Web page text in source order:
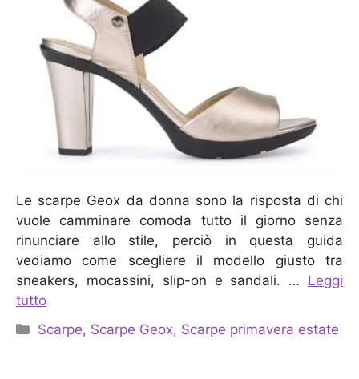
Le scarpe Geox da donna sono la risposta di chi
vuole camminare comoda tutto il giorno senza
rinunciare allo stile, perciò in questa guida
vediamo come scegliere il modello giusto tra
sneakers, mocassini, slip-on e sandali. … Leggi
tutto
Categorie
Scarpe, Scarpe Geox, Scarpe primavera estate